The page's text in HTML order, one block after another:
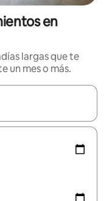
en
largas que te
un mes o más.
navega con las